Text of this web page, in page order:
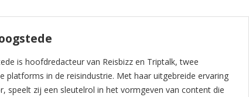
is hoofdredacteur van Reisbizz en Triptalk, twee
platforms in de reisindustrie. Met haar uitgebreide ervaring
speelt zij een sleutelrol in het vormgeven van content die